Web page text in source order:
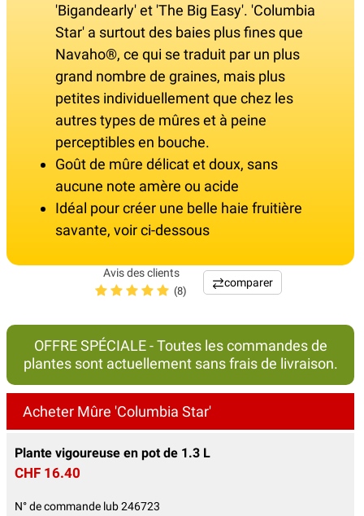
'Bigandearly' et 'The Big Easy'. 'Columbia
Star' a surtout des baies plus fines que
Navaho®, ce qui se traduit par un plus
grand nombre de graines, mais plus
petites individuellement que chez les
autres types de mûres et à peine
perceptibles en bouche.
Goût de mûre délicat et doux, sans
aucune note amère ou acide
Idéal pour créer une belle haie fruitière
savante, voir ci-dessous
Avis des clients
(8)
comparer
OFFRE SPÉCIALE - Toutes les commandes de
plantes sont actuellement sans frais de livraison.
Acheter Mûre 'Columbia Star'
Plante vigoureuse en pot de 1.3 L
CHF 16.40
N° de commande lub 246723